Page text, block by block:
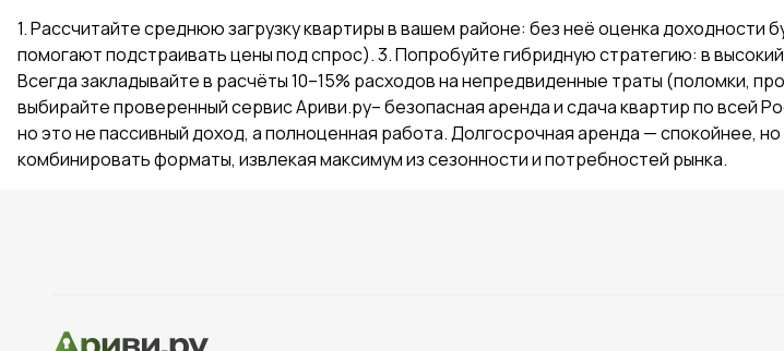
1. Рассчитайте среднюю загрузку квартиры в вашем районе: без неё оценка доходности
помогают подстраивать цены под спрос). 3. Попробуйте гибридную стратегию: в
Всегда закладывайте в расчёты 10–15% расходов на непредвиденные траты (поломки,
выбирайте проверенный сервис Ариви.ру– безопасная аренда и сдача квартир по всей
но это не пассивный доход, а полноценная работа. Долгосрочная аренда — спокойнее,
комбинировать форматы, извлекая максимум из сезонности и потребностей рынка.